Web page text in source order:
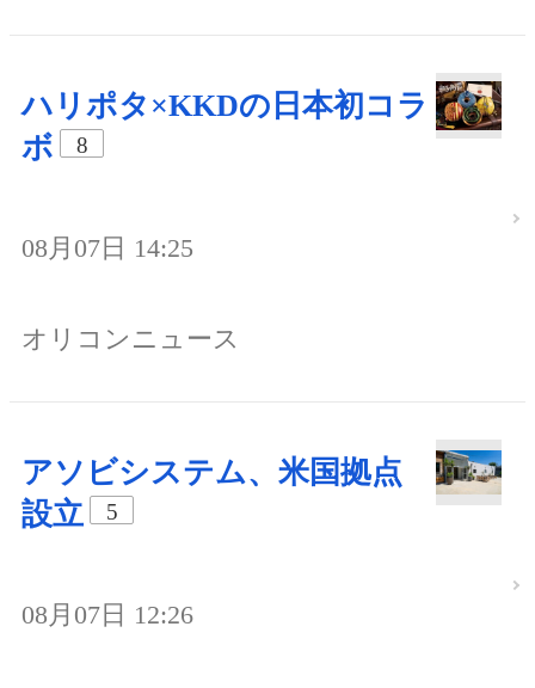
ハリポタ×KKDの日本初コラ
ボ
8
08月07日 14:25
オリコンニュース
アソビシステム、米国拠点
設立
5
08月07日 12:26